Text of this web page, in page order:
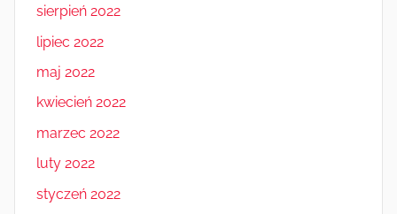
sierpień 2022
lipiec 2022
maj 2022
kwiecień 2022
marzec 2022
luty 2022
styczeń 2022